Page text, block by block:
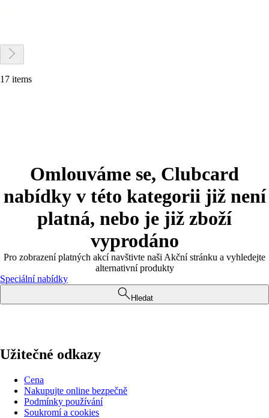
17 items
Omlouváme se, Clubcard
nabídky v této kategorii již není
platná, nebo je již zboží
vyprodáno
Pro zobrazení platných akcí navštivte naši Akční stránku a vyhledejte
alternativní produkty
Speciální nabídky
Hledat
Užitečné odkazy
Cena
Nakupujte online bezpečně
Podmínky používání
Soukromí a cookies